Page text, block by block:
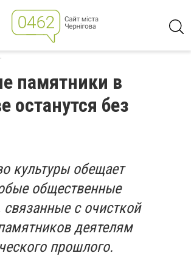
памятники в
останутся без
культуры обещает
общественные
с очисткой
деятелям
прошлого.